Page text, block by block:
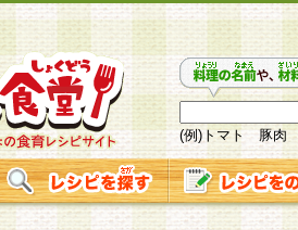
(例)トマト 豚肉